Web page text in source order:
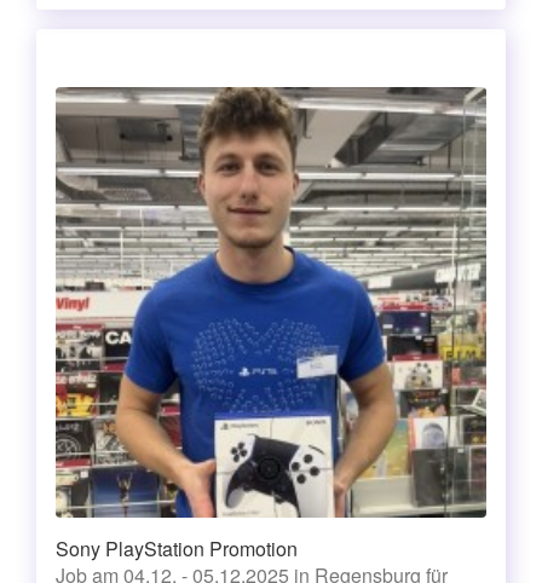
Sony PlayStation Promotion
Job am 04.12. - 05.12.2025 in Regensburg für